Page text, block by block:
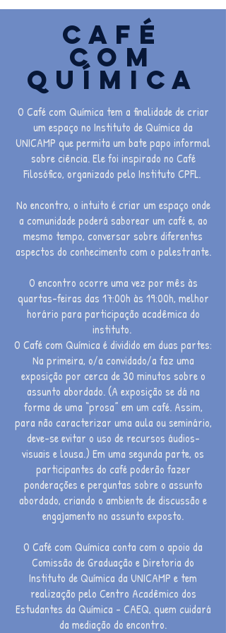
Café
com
química
O Café com Química tem a finalidade de criar
um espaço no Instituto de Química da
UNICAMP que permita um bate papo informal
sobre ciência. Ele foi inspirado no Café
Filosófico, organizado pelo Instituto CPFL.
No encontro, o intuito é criar um espaço onde
a comunidade poderá saborear um café e, ao
mesmo tempo, conversar sobre diferentes
aspectos do conhecimento com o palestrante.
O encontro ocorre uma vez por mês às
quartas-feiras das 17:00h às 19:00h, melhor
horário para participação acadêmica do
instituto.
O Café com Química é dividido em duas partes:
Na primeira, o/a convidado/a faz uma
exposição por cerca de 30 minutos sobre o
assunto abordado. (A exposição se dá na
forma de uma “prosa” em um café. Assim,
para não caracterizar uma aula ou seminário,
deve-se evitar o uso de recursos áudios-
visuais e lousa.) Em uma segunda parte, os
participantes do café poderão fazer
ponderações e perguntas sobre o assunto
abordado, criando o ambiente de discussão e
engajamento no assunto exposto.
O Café com Química conta com o apoio da
Comissão de Graduação e Diretoria do
Instituto de Química da UNICAMP e tem
realização pelo Centro Acadêmico dos
Estudantes da Química - CAEQ, quem cuidará
da mediação do encontro.